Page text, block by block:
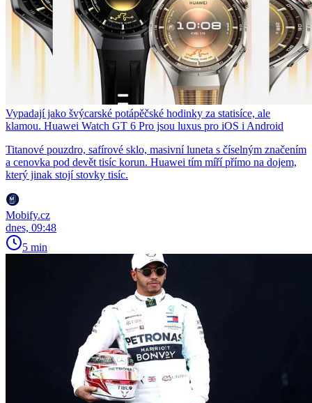
Vypadají jako švýcarské potápěčské hodinky za statisíce, ale
klamou. Huawei Watch GT 6 Pro jsou luxus pro iOS i Android
Titanové pouzdro, safírové sklo, masivní luneta s číselným značením
a cenovka pod devět tisíc korun. Huawei tím míří přímo na dojem,
který jinak stojí stovky tisíc.
Mobify.cz
dnes, 09:48
5 min